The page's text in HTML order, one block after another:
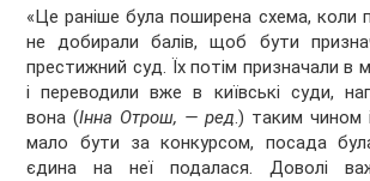
«Це раніше була поширена схема, коли
не добирали балів, щоб бути
престижний суд. Їх потім призначали в
і переводили вже в київські суди,
вона (Інна Отрош, — ред.) таким чином
мало бути за конкурсом, посада
єдина на неї подалася. Доволі